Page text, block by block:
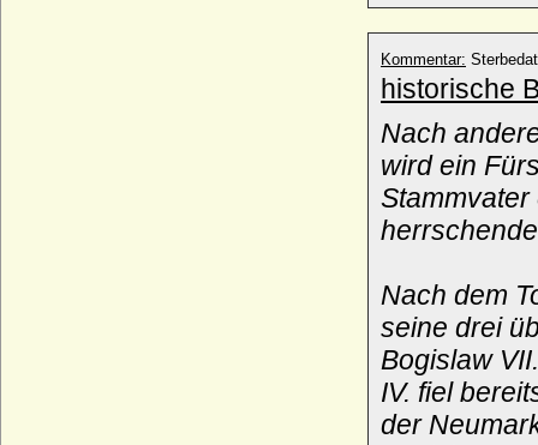
Kommentar:
historische
Nach
wird ein
Nach dem
seine drei
Bogislaw
IV. fiel
der